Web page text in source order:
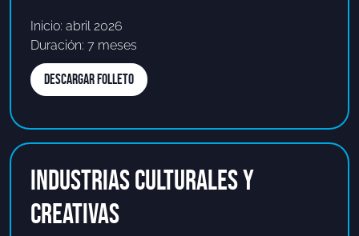
Inicio: abril 2026
Duración: 7 meses
DESCARGAR FOLLETO
Industrias Culturales Y
CREATIVAS